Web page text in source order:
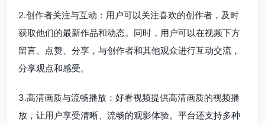
2.创作者关注与互动：用户可以关注喜欢的创作者，及时
获取他们的最新作品和动态。同时，用户可以在视频下方
留言、点赞、分享，与创作者和其他观众进行互动交流，
分享观点和感受。
3.高清画质与流畅播放：好看视频提供高清画质的视频播
放，让用户享受清晰、流畅的观影体验。平台还支持多种